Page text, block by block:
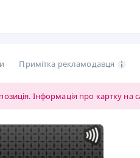
Примітка рекламодавця
Інформація про картку на